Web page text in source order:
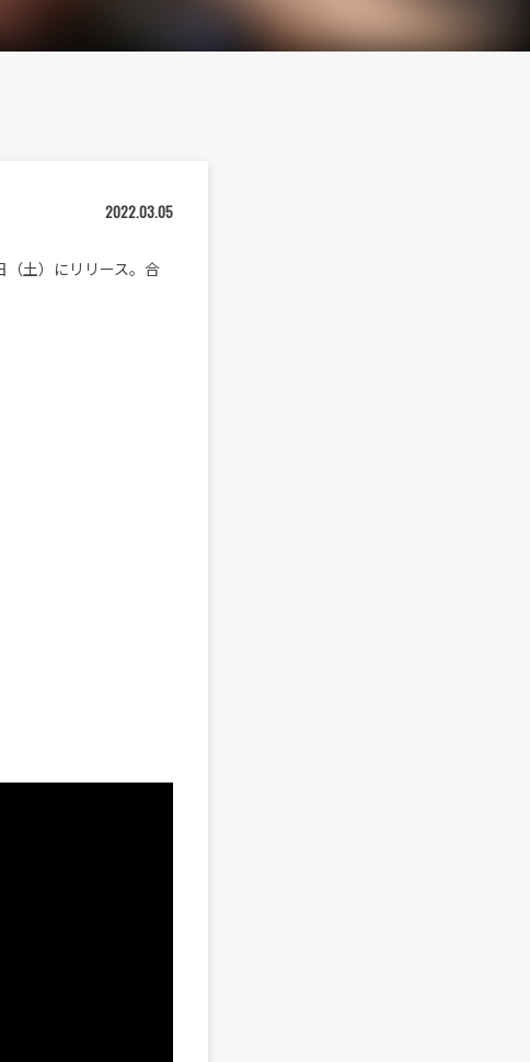
2022.03.05
（土）にリリース。合